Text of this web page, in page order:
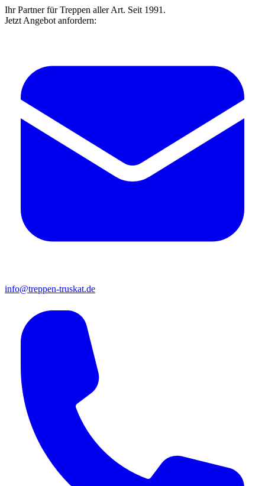
Ihr Partner für Treppen aller Art. Seit 1991.
Jetzt Angebot anfordern:
info@treppen-truskat.de